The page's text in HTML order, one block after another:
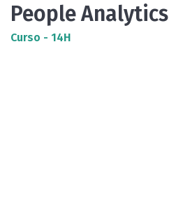
People Analytics
Curso - 14H